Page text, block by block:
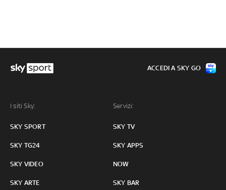
I siti Sky:
SKY SPORT
SKY TG24
SKY VIDEO
SKY ARTE
Servizi:
SKY TV
SKY APPS
NOW
SKY BAR
ACCEDI A SKY GO